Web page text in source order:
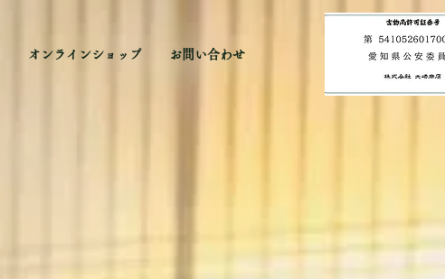
オンラインショップ お問い合わせ